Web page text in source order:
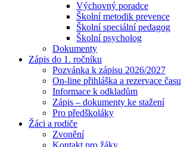
Výchovný poradce
Školní metodik prevence
Školní speciální pedagog
Školní psycholog
Dokumenty
Zápis do 1. ročníku
Pozvánka k zápisu 2026/2027
On-line přihláška a rezervace času
Informace k odkladům
Zápis – dokumenty ke stažení
Pro předškoláky
Žáci a rodiče
Zvonění
Kontakt pro žáky